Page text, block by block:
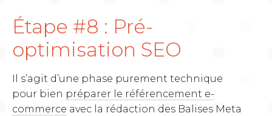
Étape #8 : Pré-
optimisation SEO
Il s’agit d’une phase purement technique
pour bien préparer le référencement e-
commerce avec la rédaction des Balises Meta